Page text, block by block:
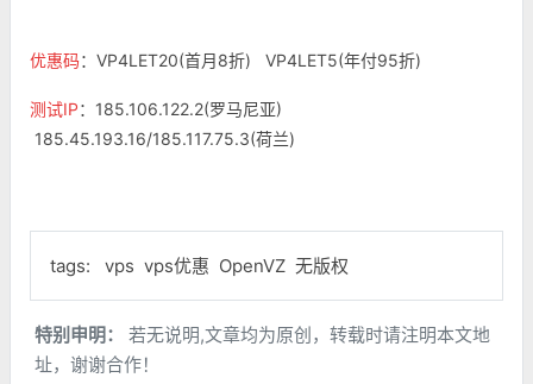
优惠码：VP4LET20(首月8折) VP4LET5(年付95折)
测试IP：185.106.122.2(罗马尼亚)
185.45.193.16/185.117.75.3(荷兰)
tags: vps vps优惠 OpenVZ 无版权
特别申明：
若无说明,文章均为原创，转载时请注明本文地
址，谢谢合作！